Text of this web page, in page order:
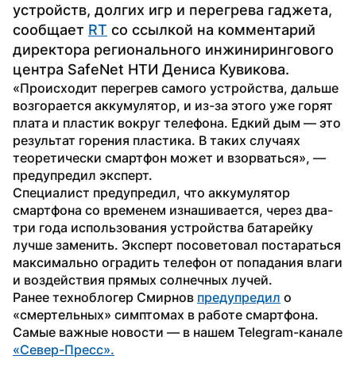
устройств, долгих игр и перегрева гаджета,
сообщает RT со ссылкой на комментарий
директора регионального инжинирингового
центра SafeNet НТИ Дениса Кувикова.
«Происходит перегрев самого устройства, дальше
возгорается аккумулятор, и из-за этого уже горят
плата и пластик вокруг телефона. Едкий дым — это
результат горения пластика. В таких случаях
теоретически смартфон может и взорваться», —
предупредил эксперт.
Специалист предупредил, что аккумулятор
смартфона со временем изнашивается, через два-
три года использования устройства батарейку
лучше заменить. Эксперт посоветовал постараться
максимально оградить телефон от попадания влаги
и воздействия прямых солнечных лучей.
Ранее техноблогер Смирнов предупредил о
«смертельных» симптомах в работе смартфона.
«Север-Пресс».